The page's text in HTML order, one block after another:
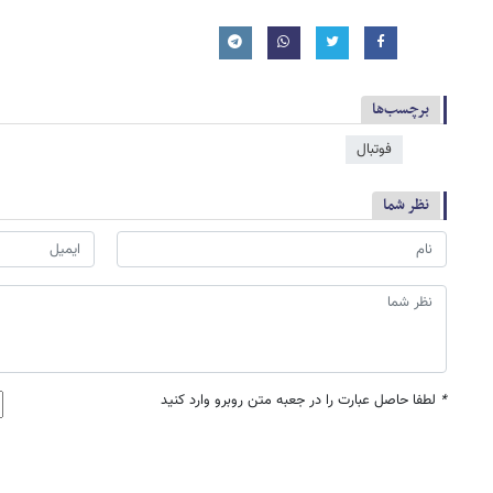
برچسب‌ها
فوتبال
نظر شما
* لطفا حاصل عبارت را در جعبه متن روبرو وارد کنید